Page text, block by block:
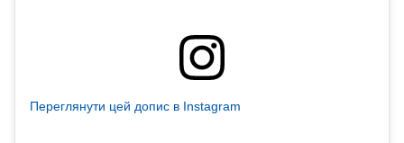
Переглянути цей допис в Instagram